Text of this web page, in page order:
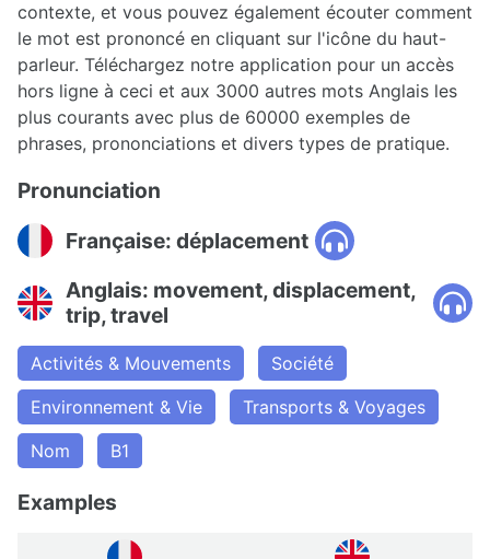
contexte, et vous pouvez également écouter comment
le mot est prononcé en cliquant sur l'icône du haut-
parleur. Téléchargez notre application pour un accès
hors ligne à ceci et aux 3000 autres mots Anglais les
plus courants avec plus de 60000 exemples de
phrases, prononciations et divers types de pratique.
Pronunciation
Française: déplacement
Anglais: movement, displacement,
trip, travel
Activités & Mouvements
Société
Environnement & Vie
Transports & Voyages
Nom
B1
Examples